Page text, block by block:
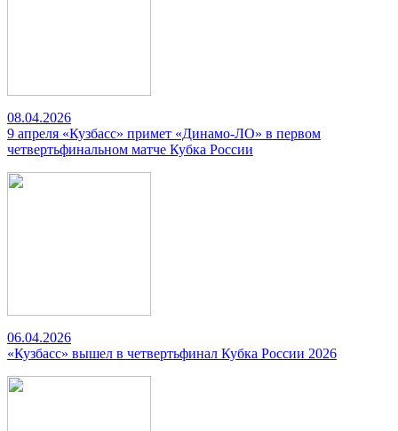
08.04.2026
9 апреля «Кузбасс» примет «Динамо-ЛО» в первом
четвертьфинальном матче Кубка России
06.04.2026
«Кузбасс» вышел в четвертьфинал Кубка России 2026